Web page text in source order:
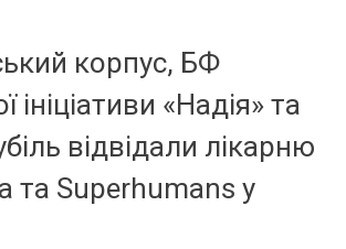
корпус, БФ
ініціативи «Надія» та
відвідали лікарню
та Superhumans у